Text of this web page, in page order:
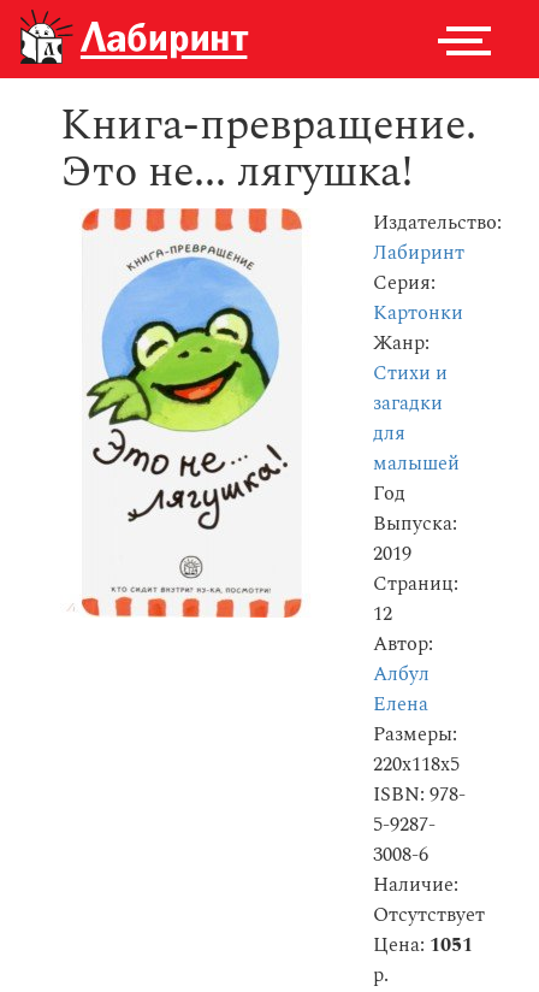
Книга-превращение.
Это не... лягушка!
Издательство:
Лабиринт
Серия:
Картонки
Жанр:
Стихи и
загадки
для
малышей
Год
Выпуска:
2019
Страниц:
12
Автор:
Албул
Елена
Размеры:
220x118x5
ISBN: 978-
5-9287-
3008-6
Наличие:
Отсутствует
Цена: 1051
р.